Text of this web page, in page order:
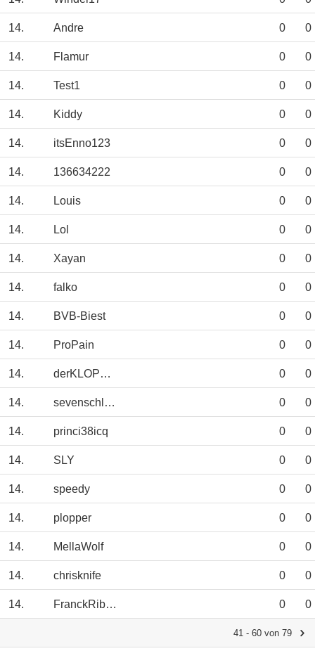
14. Andre 0 0
14. Flamur 0 0
14. Test1 0 0
14. Kiddy 0 0
14. itsEnno123 0 0
14. 136634222 0 0
14. Louis 0 0
14. Lol 0 0
14. Xayan 0 0
14. falko 0 0
14. BVB-Biest 0 0
14. ProPain 0 0
14. derKLOPPeffekt 0 0
14. sevenschlumpf 0 0
14. princi38icq 0 0
14. SLY 0 0
14. speedy 0 0
14. plopper 0 0
14. MellaWolf 0 0
14. chrisknife 0 0
14. FranckRibery 0 0
41 - 60 von 79